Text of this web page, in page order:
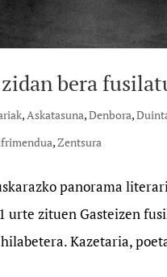
bera
, Askatasuna,Denbora,
,Zentsura
panorama
urte zituen Gasteizen
Kazetaria,